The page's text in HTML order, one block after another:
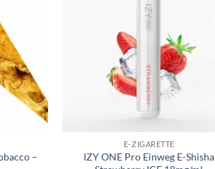
–
E-ZIGARETTE
IZY ONE Pro Einweg E-Shisha